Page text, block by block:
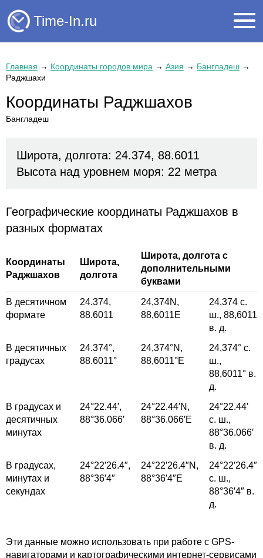
Time-In.ru
Главная → Координаты городов мира → Азия → Бангладеш →
Раджшахи
Координаты Раджшахов
Бангладеш
Широта, долгота: 24.374, 88.6011
Высота над уровнем моря: 22 метра
Географические координаты Раджшахов в
разных форматах
Координаты
Раджшахов
Широта,
долгота
Широта, долгота с
дополнительными
буквами
В десятичном
формате
24.374,
88.6011
24,374N,
88,6011E
24,374 с.
ш., 88,6011
в. д.
В десятичных
градусах
24.374°,
88.6011°
24,374°N,
88,6011°E
24,374° с.
ш.,
88,6011° в.
д.
В градусах и
десятичных
минутах
24°22.44′,
88°36.066′
24°22.44′N,
88°36.066′E
24°22.44′
с. ш.,
88°36.066′
в. д.
В градусах,
минутах и
секундах
24°22′26.4″,
88°36′4″
24°22′26.4″N,
88°36′4″E
24°22′26.4″
с. ш.,
88°36′4″ в.
д.
Эти данные можно использовать при работе с GPS-
навигаторами и картографическими интернет-сервисами